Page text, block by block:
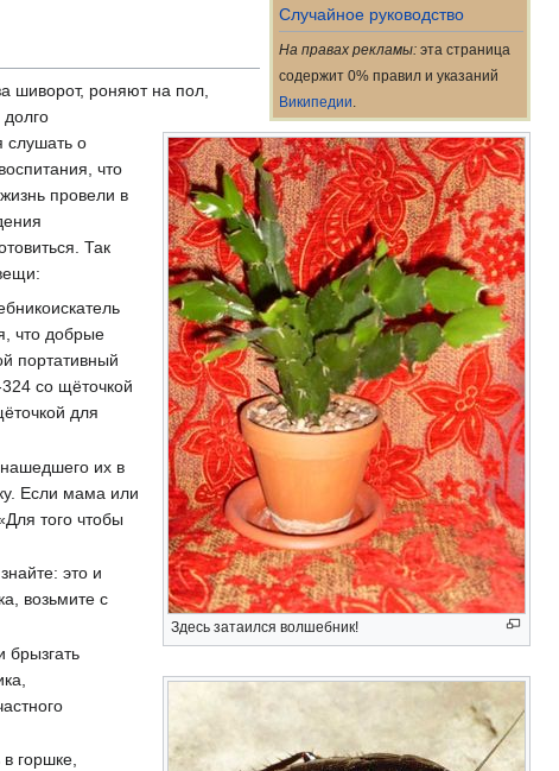
Случайное руководство
На правах рекламы: эта страница
содержит 0% правил и указаний
Википедии
Здесь затаился волшебник!
шиворот, роняют на пол,
слушать о
что
провели в
Так
что добрые
портативный
со щёточкой
для
их в
Если мама или
того чтобы
это и
возьмите с
брызгать
горшке,